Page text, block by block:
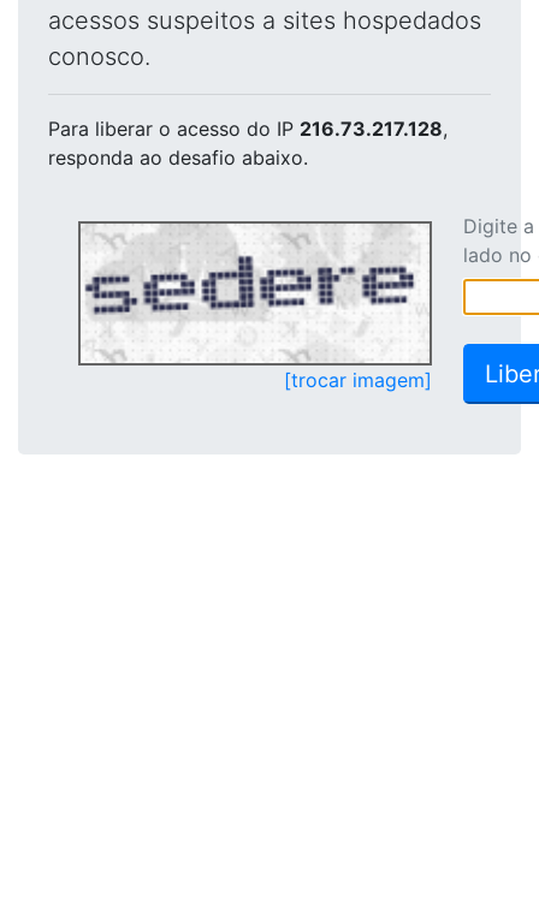
acessos suspeitos a sites hospedados
conosco.
Para liberar o acesso do IP 216.73.217.128,
responda ao desafio abaixo.
[trocar imagem]
Digite
lado no